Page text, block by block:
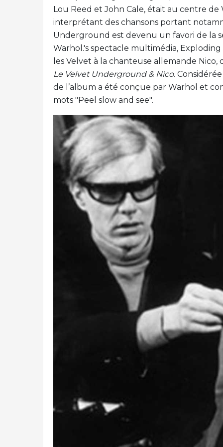
Lou Reed et John Cale, était au centre
interprétant des chansons portant
Underground est devenu un favori de la
Warhol.'s spectacle multimédia, Exploding
les Velvet à la chanteuse allemande
Le Velvet Underground & Nico.
de l’album a été conçue par Warhol et
mots "Peel slow and see".